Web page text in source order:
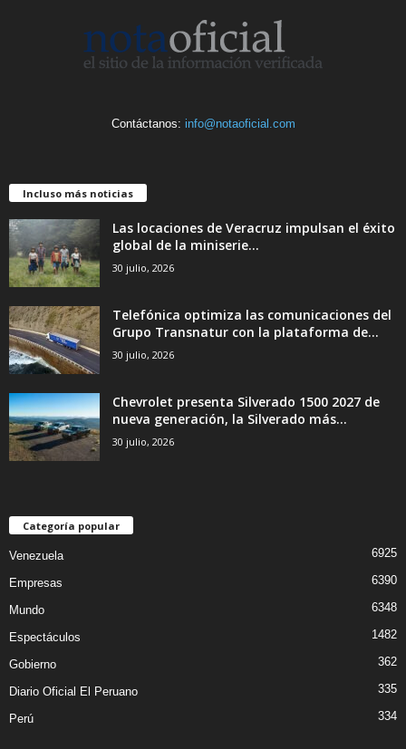
Contáctanos: info@notaoficial.com
Incluso más noticias
Las locaciones de Veracruz impulsan el éxito
global de la miniserie...
30 julio, 2026
Telefónica optimiza las comunicaciones del
Grupo Transnatur con la plataforma de...
30 julio, 2026
Chevrolet presenta Silverado 1500 2027 de
nueva generación, la Silverado más...
30 julio, 2026
Categoría popular
Venezuela 6925
Empresas 6390
Mundo 6348
Espectáculos 1482
Gobierno 362
Diario Oficial El Peruano 335
Perú 334